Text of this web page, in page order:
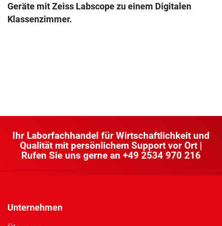
Geräte mit Zeiss Labscope zu einem Digitalen
Klassenzimmer.
Ihr Laborfachhandel für Wirtschaftlichkeit und
Qualität mit persönlichem Support vor Ort |
Rufen Sie uns gerne an +49 2534 970 216
Unternehmen